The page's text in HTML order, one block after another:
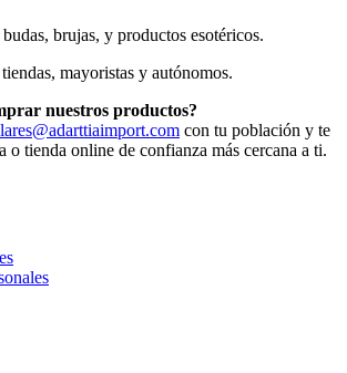
brujas, y productos esotéricos.
mayoristas y autónomos.
nuestros productos?
con tu población y te
o tienda online de confianza más cercana a ti.